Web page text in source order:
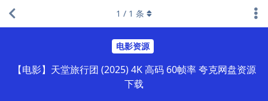
电影资源
【电影】天堂旅行团 (2025) 4K 高码 60帧率 夸克网盘资源
下载
1 / 1 条